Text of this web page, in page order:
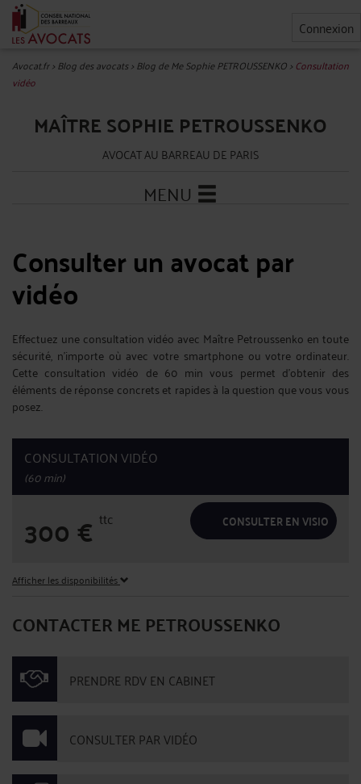
Connexion
Avocat.fr>Blog des avocats>Blog de Me Sophie PETROUSSENKO> Consultation
vidéo
MAÎTRE SOPHIE PETROUSSENKO
AVOCAT AU BARREAU DE PARIS
MENU
Consulter un avocat par
vidéo
Effectuez une consultation vidéo avec Maître Petroussenko en toute
sécurité, n’importe où avec votre smartphone ou votre ordinateur.
Cette consultation vidéo de 60 min vous permet d'obtenir des
éléments de réponse concrets et rapides à la question que vous vous
posez.
CONSULTATION VIDÉO
(60 min)
300€ ttc CONSULTER EN VISIO
Afficher les disponibilités
CONTACTER ME PETROUSSENKO
PRENDRE RDV EN CABINET
CONSULTER PAR VIDÉO